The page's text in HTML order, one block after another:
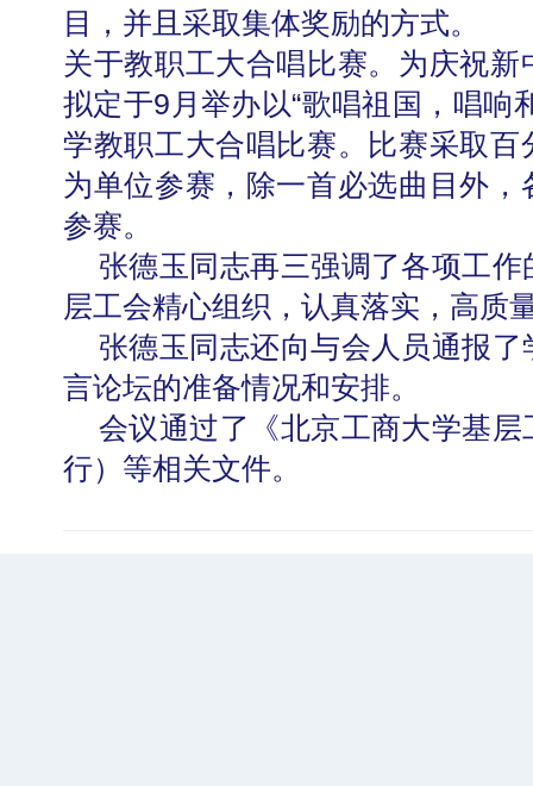
目，并且采取集体奖励的方式。
关于教职工大合唱比赛。为庆祝
拟定于9月举办以“歌唱祖国，唱响
学教职工大合唱比赛。比赛采取
为单位参赛，除一首必选曲目外
参赛。
张德玉同志再三强调了各项工作
层工会精心组织，认真落实，高质
张德玉同志还向与会人员通报了
言论坛的准备情况和安排。
会议通过了《北京工商大学基层
行）等相关文件。
北工商光影——2026年北工商的夏